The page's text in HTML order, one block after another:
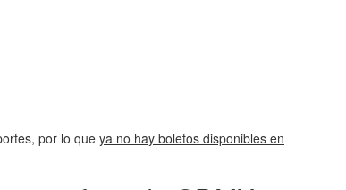
por lo queya no hay boletos disponibles en